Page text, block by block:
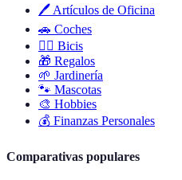
🖊️ Artículos de Oficina
🚗 Coches
🚴‍♂️ Bicis
🎁 Regalos
🌱 Jardinería
🐾 Mascotas
🎨 Hobbies
💰 Finanzas Personales
Comparativas populares